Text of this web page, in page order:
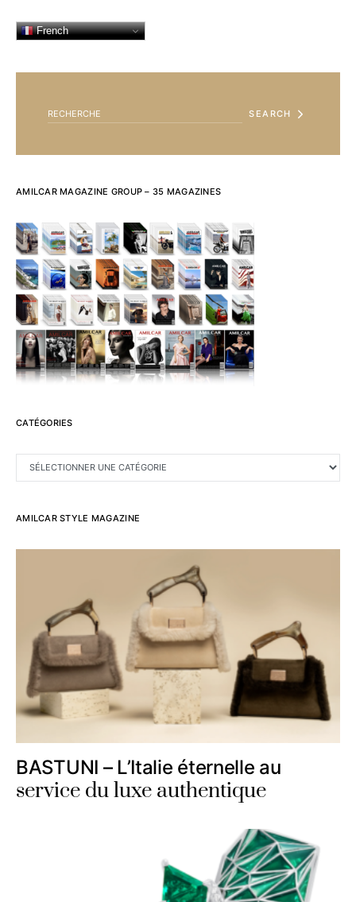
French
SEARCH
AMILCAR MAGAZINE GROUP – 35 MAGAZINES
CATÉGORIES
CATÉGORIES
AMILCAR STYLE MAGAZINE
BASTUNI – L’Italie éternelle au
service du luxe authentique